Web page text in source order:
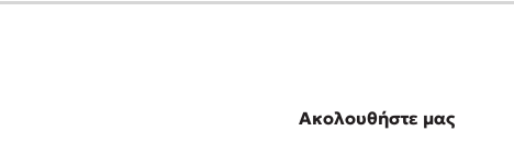
Ακολουθήστε μας